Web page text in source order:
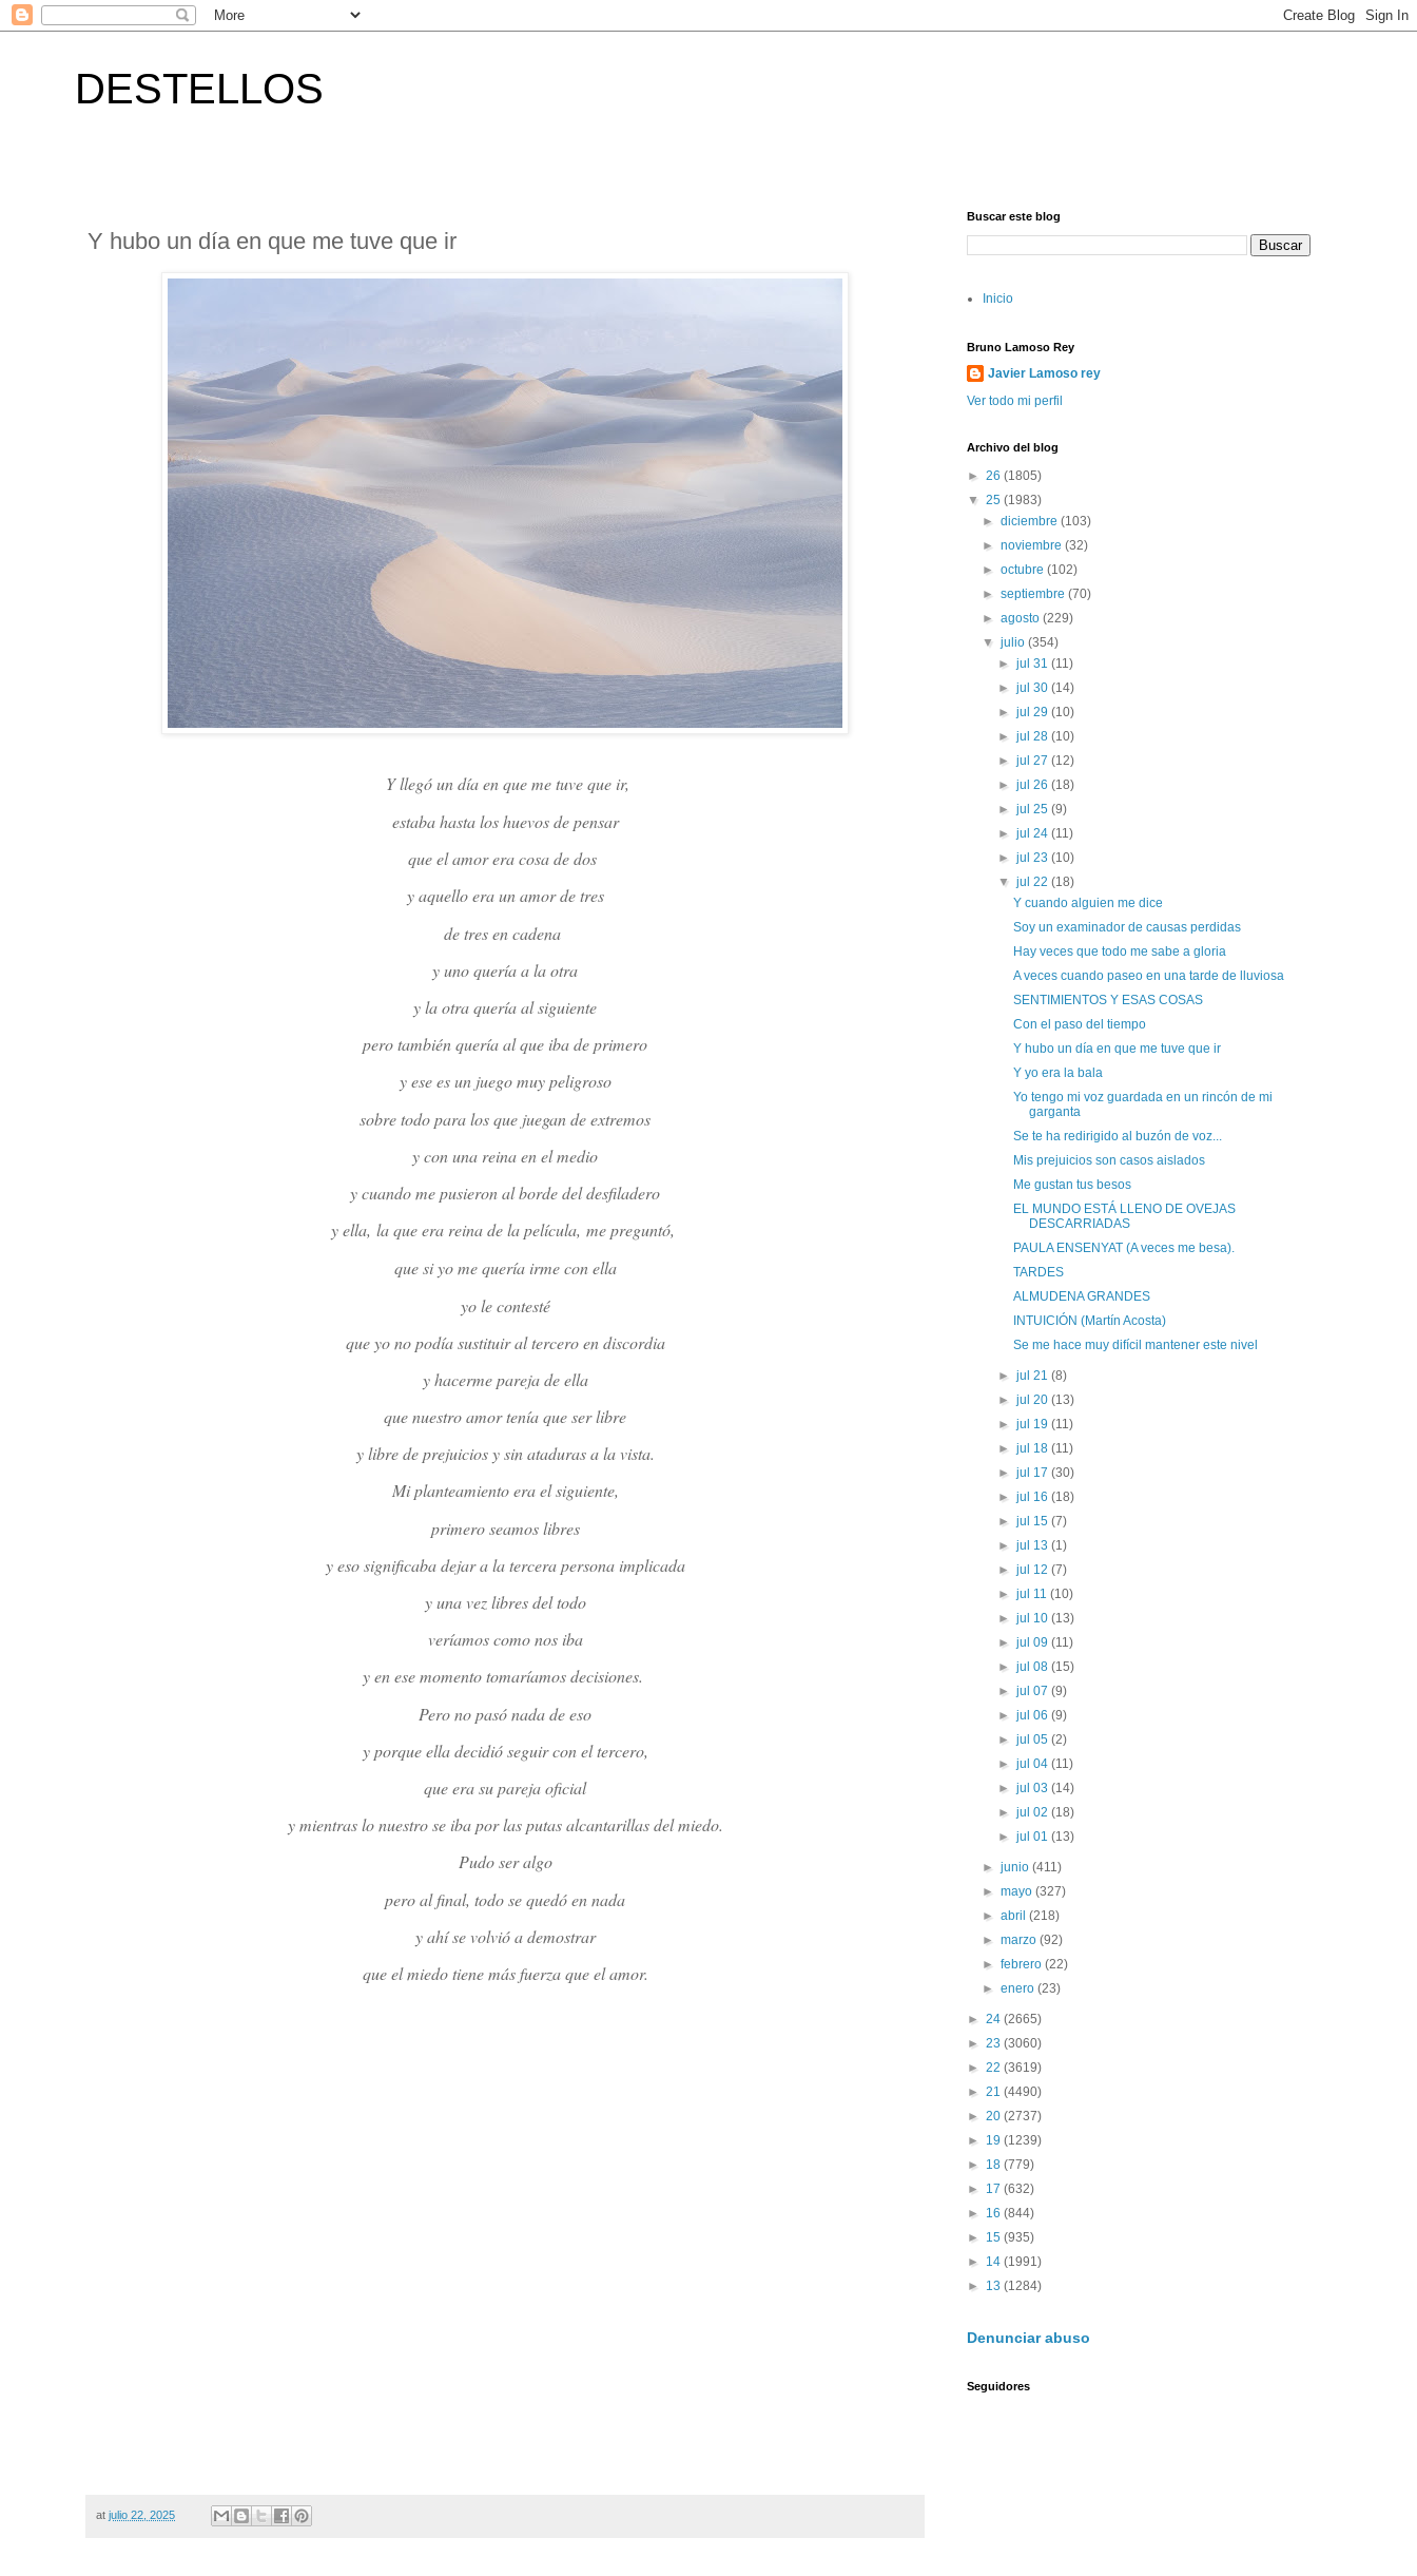
DESTELLOS
Y hubo un día en que me tuve que ir
Y llegó un día en que me tuve que ir,
estaba hasta los huevos de pensar
que el amor era cosa de dos
y aquello era un amor de tres
de tres en cadena
y uno quería a la otra
y la otra quería al siguiente
pero también quería al que iba de primero
y ese es un juego muy peligroso
sobre todo para los que juegan de extremos
y con una reina en el medio
y cuando me pusieron al borde del desfiladero
y ella, la que era reina de la película, me preguntó,
que si yo me quería irme con ella
yo le contesté
que yo no podía sustituir al tercero en discordia
y hacerme pareja de ella
que nuestro amor tenía que ser libre
y libre de prejuicios y sin ataduras a la vista.
Mi planteamiento era el siguiente,
primero seamos libres
y eso significaba dejar a la tercera persona implicada
y una vez libres del todo
veríamos como nos iba
y en ese momento tomaríamos decisiones.
Pero no pasó nada de eso
y porque ella decidió seguir con el tercero,
que era su pareja oficial
y mientras lo nuestro se iba por las putas alcantarillas del miedo.
Pudo ser algo
pero al final, todo se quedó en nada
y ahí se volvió a demostrar
que el miedo tiene más fuerza que el amor.
at julio 22, 2025
Buscar este blog
Inicio
Bruno Lamoso Rey
Javier Lamoso rey
Ver todo mi perfil
Archivo del blog
► 26 (1805)
▼ 25 (1983)
►diciembre(103)
►noviembre(32)
►octubre(102)
►septiembre(70)
►agosto(229)
▼julio(354)
► jul 31 (11)
► jul 30 (14)
► jul 29 (10)
► jul 28 (10)
► jul 27 (12)
► jul 26 (18)
► jul 25 (9)
► jul 24 (11)
► jul 23 (10)
▼ jul 22 (18)
Y cuando alguien me dice
Soy un examinador de causas perdidas
Hay veces que todo me sabe a gloria
A veces cuando paseo en una tarde de lluviosa
SENTIMIENTOS Y ESAS COSAS
Con el paso del tiempo
Y hubo un día en que me tuve que ir
Y yo era la bala
Yo tengo mi voz guardada en un rincón de mi
garganta
Se te ha redirigido al buzón de voz...
Mis prejuicios son casos aislados
Me gustan tus besos
EL MUNDO ESTÁ LLENO DE OVEJAS
DESCARRIADAS
PAULA ENSENYAT (A veces me besa).
TARDES
ALMUDENA GRANDES
INTUICIÓN (Martín Acosta)
Se me hace muy difícil mantener este nivel
► jul 21 (8)
► jul 20 (13)
► jul 19 (11)
► jul 18 (11)
► jul 17 (30)
► jul 16 (18)
► jul 15 (7)
► jul 13 (1)
► jul 12 (7)
► jul 11 (10)
► jul 10 (13)
► jul 09 (11)
► jul 08 (15)
► jul 07 (9)
► jul 06 (9)
► jul 05 (2)
► jul 04 (11)
► jul 03 (14)
► jul 02 (18)
► jul 01 (13)
►junio(411)
►mayo(327)
►abril(218)
►marzo(92)
►febrero(22)
►enero(23)
► 24 (2665)
► 23 (3060)
► 22 (3619)
► 21 (4490)
► 20 (2737)
► 19 (1239)
► 18 (779)
► 17 (632)
► 16 (844)
► 15 (935)
► 14 (1991)
► 13 (1284)
Denunciar abuso
Seguidores